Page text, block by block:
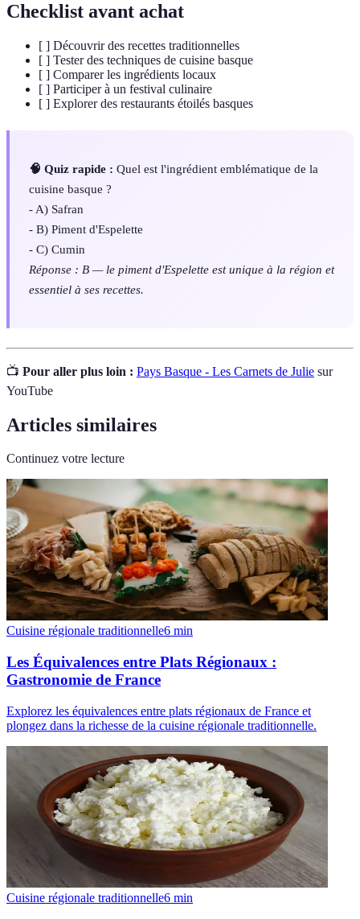
Checklist avant achat
[ ] Découvrir des recettes traditionnelles
[ ] Tester des techniques de cuisine basque
[ ] Comparer les ingrédients locaux
[ ] Participer à un festival culinaire
[ ] Explorer des restaurants étoilés basques
🧠 Quiz rapide : Quel est l'ingrédient emblématique de la
cuisine basque ?
- A) Safran
- B) Piment d'Espelette
- C) Cumin
Réponse : B — le piment d'Espelette est unique à la région et
essentiel à ses recettes.
📺 Pour aller plus loin : Pays Basque - Les Carnets de Julie sur
YouTube
Articles similaires
Continuez votre lecture
Cuisine régionale traditionnelle6 min
Les Équivalences entre Plats Régionaux :
Gastronomie de France
Explorez les équivalences entre plats régionaux de France et
plongez dans la richesse de la cuisine régionale traditionnelle.
Cuisine régionale traditionnelle6 min